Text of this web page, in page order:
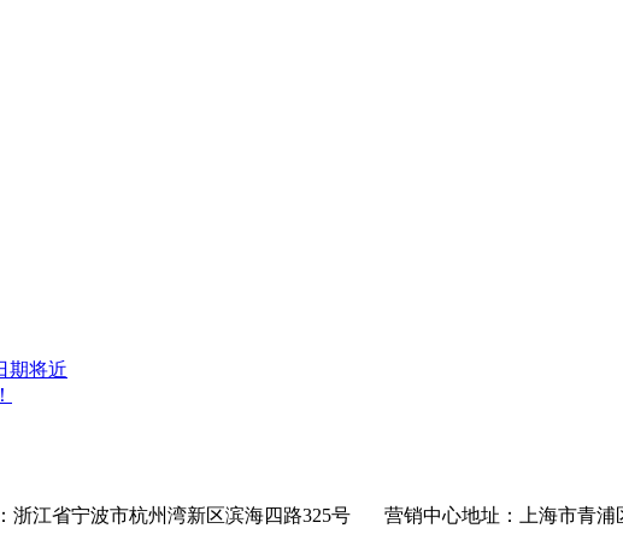
期将近
浙江省宁波市杭州湾新区滨海四路325号 营销中心地址：上海市青浦